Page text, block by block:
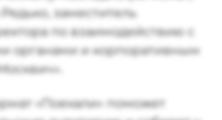
заместитель
по взаимодействию с
органами и корпоративным
«Поехали» поможет